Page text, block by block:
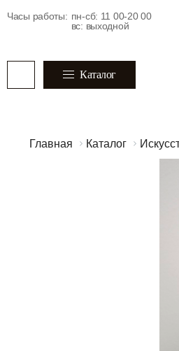
Часы работы: пн-сб: 11 00-20 00
вс: выходной
Каталог
Главная Каталог